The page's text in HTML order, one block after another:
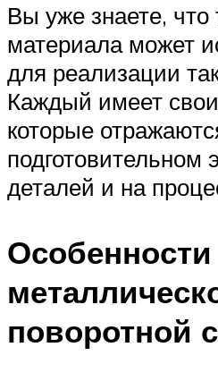
Вы уже знаете, что
материала может
для реализации
Каждый имеет
которые
подготовительном
деталей и на
Особенности
поворотной